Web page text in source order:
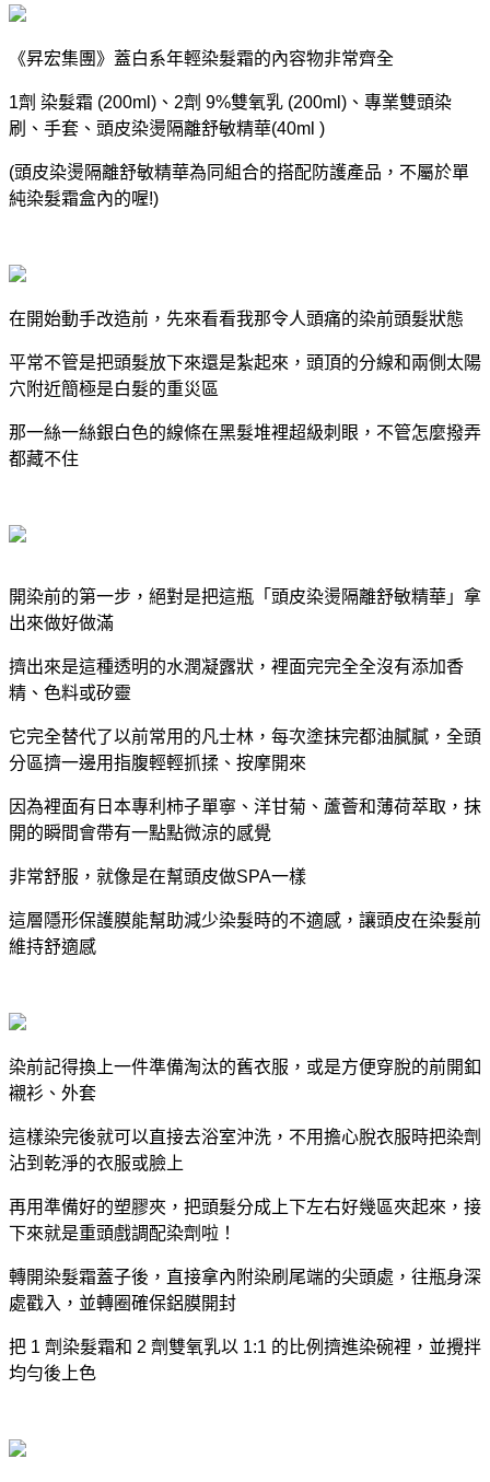
《昇宏集團》蓋白系年輕染髮霜的內容物非常齊全
1劑 染髮霜 (200ml)、2劑 9%雙氧乳 (200ml)、專業雙頭染
刷、手套、頭皮染燙隔離舒敏精華(40ml )
(頭皮染燙隔離舒敏精華為同組合的搭配防護產品，不屬於單
純染髮霜盒內的喔!)
在開始動手改造前，先來看看我那令人頭痛的染前頭髮狀態
平常不管是把頭髮放下來還是紮起來， 頭頂的分線和兩側太陽
穴附近簡極是白髮的重災區
那一絲一絲銀白色的線條在黑髮堆裡超級刺眼，不管怎麼撥弄
都藏不住
開染前的第一步，絕對是把這瓶「頭皮染燙隔離舒敏精華」拿
出來做好做滿
擠出來是這種透明的水潤凝露狀，裡面完完全全沒有添加香
精、色料或矽靈
它完全替代了以前常用的凡士林，每次塗抹完都油膩膩， 全頭
分區擠一邊用指腹輕輕抓揉、按摩開來
因為裡面有日本專利柿子單寧、洋甘菊、蘆薈和薄荷萃取，抹
開的瞬間會帶有一點點微涼的感覺
非常舒服，就像是在幫頭皮做SPA一樣
這層隱形保護膜能幫助減少染髮時的不適感，讓頭皮在染髮前
維持舒適感
染前記得換上一件準備淘汰的舊衣服 ，或是方便穿脫的前開釦
襯衫、外套
這樣染完後就可以直接去浴室沖洗，不用擔心脫衣服時把染劑
沾到乾淨的衣服或臉上
再用準備好的塑膠夾，把頭髮分成上下左右好幾區夾起來，接
下來就是重頭戲調配染劑啦！
轉開染髮霜蓋子後，直接拿內附染刷尾端的尖頭處， 往瓶身深
處戳入，並轉圈確保鋁膜開封
把 1 劑染髮霜和 2 劑雙氧乳以 1:1 的比例擠進染碗裡， 並攪拌
均勻後上色